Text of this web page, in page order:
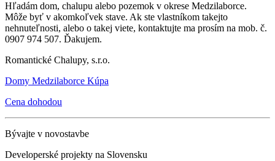
Hľadám dom, chalupu alebo pozemok v okrese Medzilaborce.
Môže byť v akomkoľvek stave. Ak ste vlastníkom takejto
nehnuteľnosti, alebo o takej viete, kontaktujte ma prosím na mob. č.
0907 974 507. Ďakujem.
Romantické Chalupy, s.r.o.
Domy Medzilaborce Kúpa
Cena dohodou
Bývajte v novostavbe
Developerské projekty na Slovensku